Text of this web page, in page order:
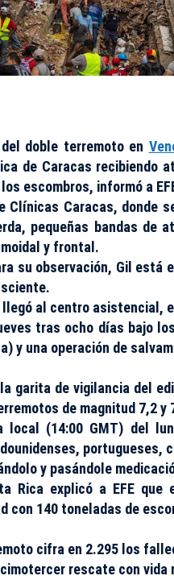
doble terremoto en
de Caracas recibiendo
escombros, informó a
Clínicas Caracas, donde
pequeñas bandas de
y frontal.
su observación, Gil está
al centro asistencial,
tras ocho días bajo
y una operación de
garita de vigilancia del
de magnitud 7,2 y
local (14:00 GMT) del
portugueses,
y pasándole
Rica explicó a EFE
con 140 toneladas de
cifra en 2.295 los
rescate con